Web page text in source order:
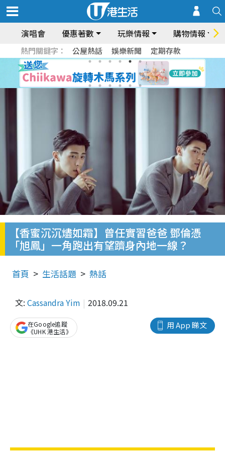
演唱會 優惠著數 玩樂情報 購物情報
熱門關鍵字： 公屋熱話 娛樂新聞 定期存款
【香蜜沉沉燼如霜】曾任實習爸爸 鄧倫憑
「旭鳳」一角跑出有望躋身內地一線？
首頁 生活話題 熱話
文: Cassandra Yim 2018.09.21
用 App 睇文
在Google追蹤
《UHK 港生活》